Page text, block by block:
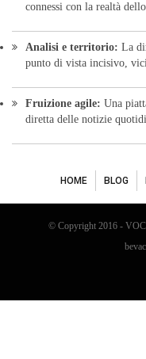
connessi con la realtà
Analisi e territorio: La
punto di vista incisivo,
Fruizione agile: Una
diretta delle notizie
HOME BLOG
© Copyright 2016 -